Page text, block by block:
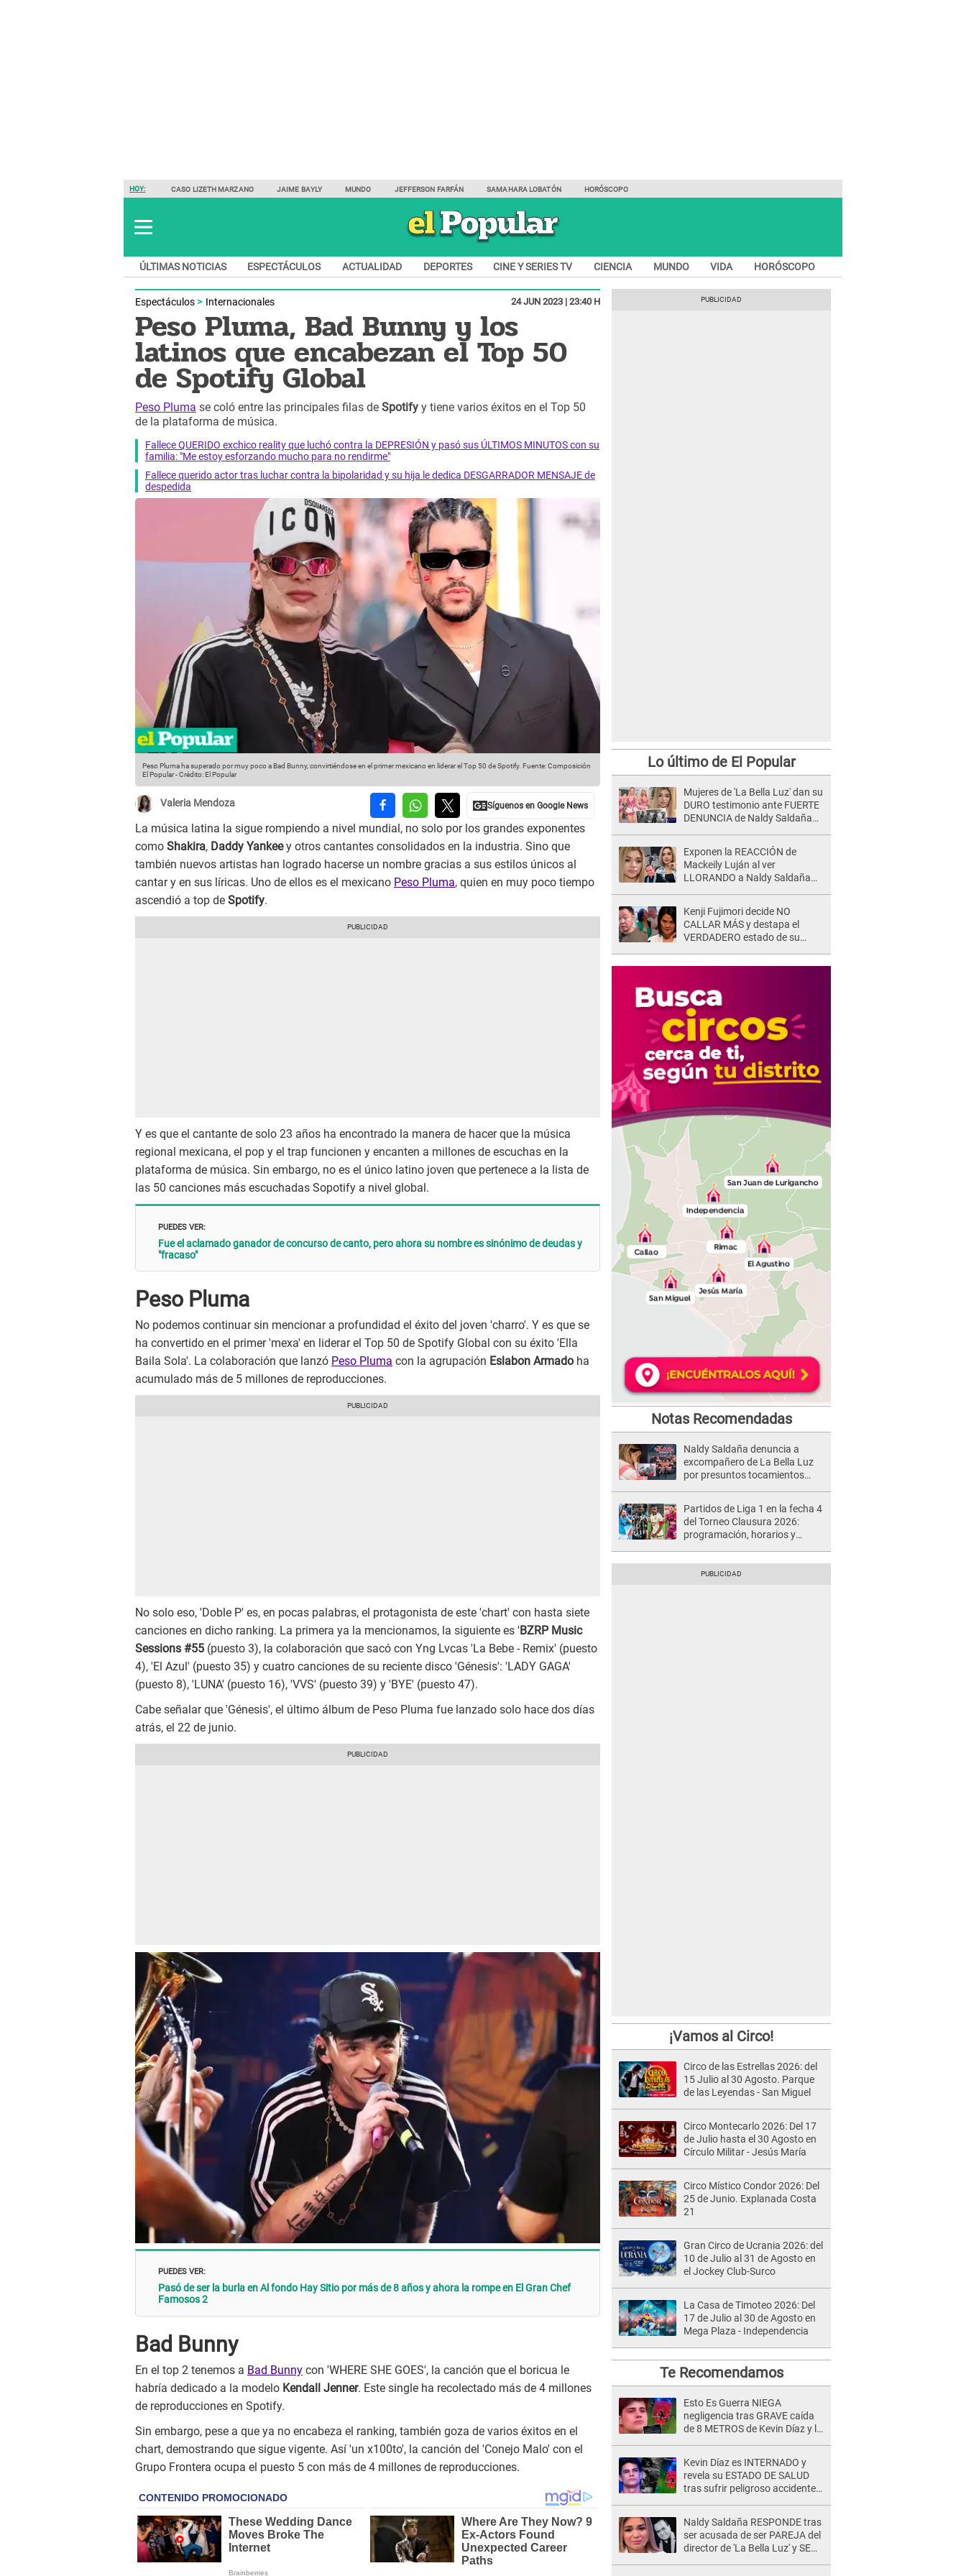
HOY: CASO LIZETH MARZANO JAIME BAYLY MUNDO JEFFERSON FARFÁN SAMAHARA LOBATÓN HORÓSCOPO
ÚLTIMAS NOTICIAS ESPECTÁCULOS ACTUALIDAD DEPORTES CINE Y SERIES TV CIENCIA MUNDO VIDA HORÓSCOPO
Espectáculos Internacionales 24 JUN 2023 | 23:40 H
Peso Pluma, Bad Bunny y los
latinos que encabezan el Top 50
de Spotify Global
Peso Pluma se coló entre las principales filas de Spotify y tiene varios éxitos en el Top 50
de la plataforma de música.
Fallece QUERIDO exchico reality que luchó contra la DEPRESIÓN y pasó sus ÚLTIMOS MINUTOS con su
familia: "Me estoy esforzando mucho para no rendirme"
Fallece querido actor tras luchar contra la bipolaridad y su hija le dedica DESGARRADOR MENSAJE de
despedida
Peso Pluma ha superado por muy poco a Bad Bunny, convirtiéndose en el primer mexicano en liderar el Top 50 de Spotify. Fuente: Composición
El Popular-Crédito: El Popular
Valeria Mendoza
La música latina la sigue rompiendo a nivel mundial, no solo por los grandes exponentes
como Shakira, Daddy Yankeey otros cantantes consolidados en la industria. Sino que
también nuevos artistas han logrado hacerse un nombre gracias a sus estilos únicos al
cantar y en sus líricas. Uno de ellos es el mexicano Peso Pluma, quien en muy poco tiempo
ascendió a top de Spotify.
Y es que el cantante de solo 23 años ha encontrado la manera de hacer que la música
regional mexicana, el pop y el trap funcionen y encanten a millones de escuchas en la
plataforma de música. Sin embargo, no es el único latino joven que pertenece a la lista de
las 50 canciones más escuchadas Sopotify a nivel global.
PUEDES VER:
Fue el aclamado ganador de concurso de canto, pero ahora su nombre es sinónimo de deudas y
"fracaso"
Peso Pluma
No podemos continuar sin mencionar a profundidad el éxito del joven 'charro'. Y es que se
ha convertido en el primer 'mexa' en liderar el Top 50 de Spotify Global con su éxito 'Ella
Baila Sola'. La colaboración que lanzó Peso Pluma con la agrupación Eslabon Armado ha
acumulado más de 5 millones de reproducciones.
No solo eso, 'Doble P' es, en pocas palabras, el protagonista de este 'chart' con hasta siete
canciones en dicho ranking. La primera ya la mencionamos, la siguiente es ' BZRP Music
Sessions #55 (puesto 3), la colaboración que sacó con Yng Lvcas 'La Bebe - Remix' (puesto
4), 'El Azul' (puesto 35) y cuatro canciones de su reciente disco 'Génesis': 'LADY GAGA'
(puesto 8), 'LUNA' (puesto 16), 'VVS' (puesto 39) y 'BYE' (puesto 47).
Cabe señalar que 'Génesis', el último álbum de Peso Pluma fue lanzado solo hace dos días
atrás, el 22 de junio.
PUEDES VER:
Pasó de ser la burla en Al fondo Hay Sitio por más de 8 años y ahora la rompe en El Gran Chef
Famosos 2
Bad Bunny
En el top 2 tenemos a Bad Bunny con 'WHERE SHE GOES', la canción que el boricua le
habría dedicado a la modelo Kendall Jenner. Este single ha recolectado más de 4 millones
de reproducciones en Spotify.
Sin embargo, pese a que ya no encabeza el ranking, también goza de varios éxitos en el
chart, demostrando que sigue vigente. Así 'un x100to', la canción del 'Conejo Malo' con el
Grupo Frontera ocupa el puesto 5 con más de 4 millones de reproducciones.
Lo último de El Popular
Mujeres de 'La Bella Luz' dan su
DURO testimonio ante FUERTE
DENUNCIA de Naldy Saldaña
acusación de apañamiento..."
Exponen la REACCIÓN de
Mackeily Luján al ver
LLORANDO a Naldy Saldaña
Kenji Fujimori decide NO
CALLAR MÁS y destapa el
VERDADERO estado de su
Notas Recomendadas
Naldy Saldaña denuncia a
excompañero de La Bella Luz
por presuntos tocamientos
Partidos de Liga 1 en la fecha 4
del Torneo Clausura 2026:
programación, horarios y
¡Vamos al Circo!
Circo de las Estrellas 2026: del
15 Julio al 30 Agosto. Parque
de las Leyendas - San Miguel
Circo Montecarlo 2026: Del 17
de Julio hasta el 30 Agosto en
Círculo Militar - Jesús María
Circo Místico Condor 2026: Del
25 de Junio. Explanada Costa
21
Gran Circo de Ucrania 2026: del
10 de Julio al 31 de Agosto en
el Jockey Club-Surco
La Casa de Timoteo 2026: Del
17 de Julio al 30 de Agosto en
Mega Plaza - Independencia
Te Recomendamos
Esto Es Guerra NIEGA
negligencia tras GRAVE caída
de 8 METROS de Kevin Díaz y lo
Kevin Díaz es INTERNADO y
revela su ESTADO DE SALUD
tras sufrir peligroso accidente
Naldy Saldaña RESPONDE tras
ser acusada de ser PAREJA del
director de 'La Bella Luz' y SE